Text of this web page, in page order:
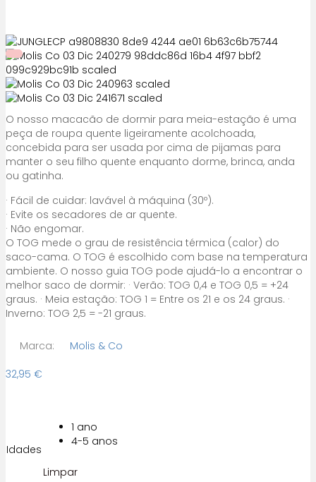
O nosso macacão de dormir para meia-estação é uma
peça de roupa quente ligeiramente acolchoada,
concebida para ser usada por cima de pijamas para
manter o seu filho quente enquanto dorme, brinca, anda
ou gatinha.
· Fácil de cuidar: lavável à máquina (30º).
· Evite os secadores de ar quente.
· Não engomar.
O TOG mede o grau de resistência térmica (calor) do
saco-cama. O TOG é escolhido com base na temperatura
ambiente. O nosso guia TOG pode ajudá-lo a encontrar o
melhor saco de dormir: · Verão: TOG 0,4 e TOG 0,5 = +24
graus. · Meia estação: TOG 1 = Entre os 21 e os 24 graus. ·
Inverno: TOG 2,5 = -21 graus.
Marca:
Molis & Co
32,95 €
Idades
1 ano
4-5 anos
Limpar